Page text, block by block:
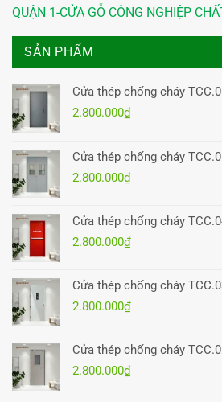
QUẬN 1-CỬA GỖ CÔNG NGHIỆP
SẢN PHẨM
Cửa thép chống cháy
2.800.000₫
Cửa thép chống cháy
2.800.000₫
Cửa thép chống cháy
2.800.000₫
Cửa thép chống cháy
2.800.000₫
Cửa thép chống cháy
2.800.000₫